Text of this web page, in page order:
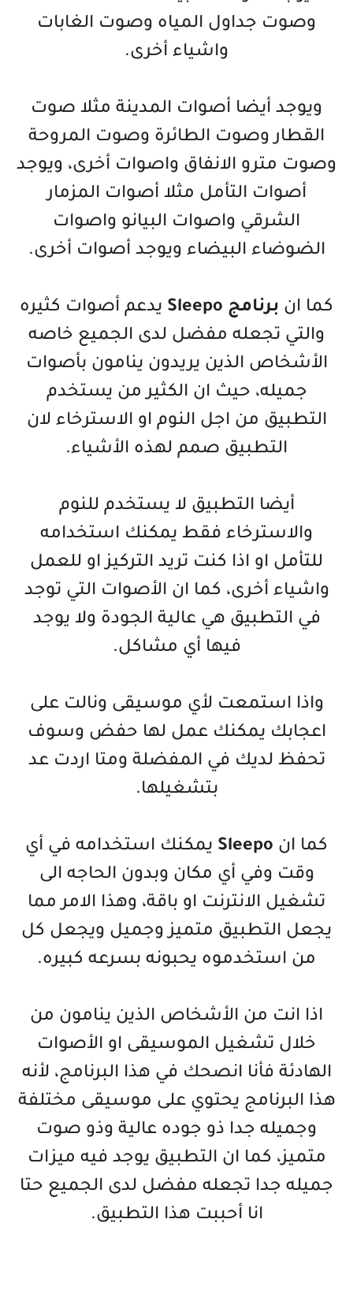
وصوت جداول المياه وصوت الغابات
واشياء أخرى.
ويوجد أيضا أصوات المدينة مثلا صوت
القطار وصوت الطائرة وصوت المروحة
وصوت مترو الانفاق واصوات أخرى، ويوجد
أصوات التأمل مثلا أصوات المزمار
الشرقي واصوات البيانو واصوات
الضوضاء البيضاء ويوجد أصوات أخرى.
كما ان برنامج Sleepo
يدعم أصوات كثيره
والتي تجعله مفضل لدى الجميع خاصه
الأشخاص الذين يريدون ينامون بأصوات
جميله، حيث ان الكثير من يستخدم
التطبيق من اجل النوم او الاسترخاء لان
التطبيق صمم لهذه الأشياء.
أيضا التطبيق لا يستخدم للنوم
والاسترخاء فقط يمكنك استخدامه
للتأمل او اذا كنت تريد التركيز او للعمل
واشياء أخرى، كما ان الأصوات التي توجد
في التطبيق هي عالية الجودة ولا يوجد
فيها أي مشاكل.
واذا استمعت لأي موسيقى ونالت على
اعجابك يمكنك عمل لها حفض وسوف
تحفظ لديك في المفضلة ومتا اردت عد
بتشغيلها.
كما ان Sleepo يمكنك استخدامه في أي
وقت وفي أي مكان وبدون الحاجه الى
تشغيل الانترنت او باقة، وهذا الامر مما
يجعل التطبيق متميز وجميل ويجعل كل
من استخدموه يحبونه بسرعه كبيره.
اذا انت من الأشخاص الذين ينامون من
خلال تشغيل الموسيقى او الأصوات
الهادئة فأنا انصحك في هذا البرنامج، لأنه
هذا البرنامج يحتوي على موسيقى مختلفة
وجميله جدا ذو جوده عالية وذو صوت
متميز، كما ان التطبيق يوجد فيه ميزات
جميله جدا تجعله مفضل لدى الجميع حتا
انا أحببت هذا التطبيق.